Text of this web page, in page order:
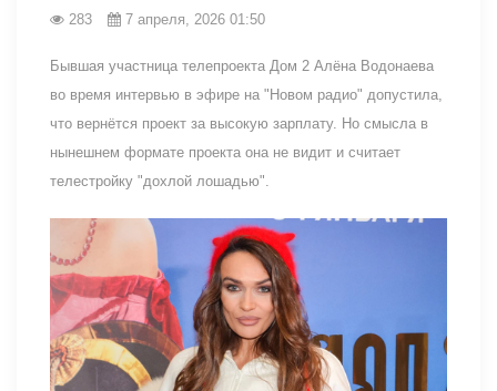
283 7 апреля, 2026 01:50
Бывшая участница телепроекта Дом 2 Алёна Водонаева
во время интервью в эфире на "Новом радио" допустила,
что вернётся проект за высокую зарплату. Но смысла в
нынешнем формате проекта она не видит и считает
телестройку "дохлой лошадью".